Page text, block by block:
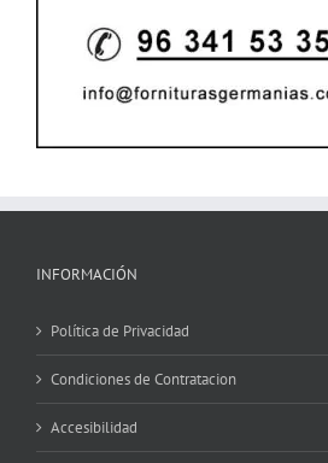
INFORMACIÓN
Política de Privacidad
Condiciones de Contratacion
Accesibilidad